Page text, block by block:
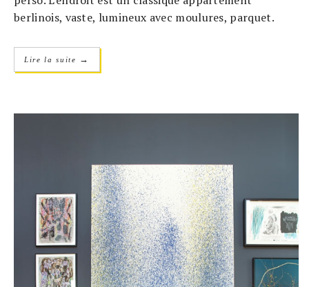
berlinois, vaste, lumineux avec moulures, parquet.
Lire la suite →